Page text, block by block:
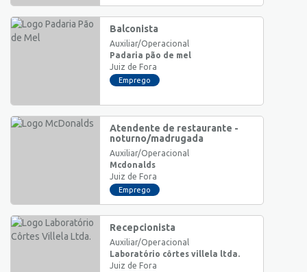
Balconista
Auxiliar/Operacional
Padaria pão de mel
Juiz de Fora
Emprego
Atendente de restaurante -
noturno/madrugada
Auxiliar/Operacional
Mcdonalds
Juiz de Fora
Emprego
Recepcionista
Auxiliar/Operacional
Laboratório côrtes villela ltda.
Juiz de Fora